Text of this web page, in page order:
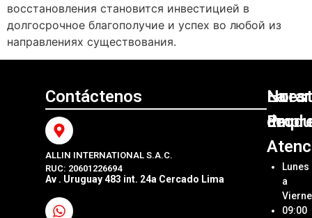
восстановления становится инвестицией в
долгосрочное благополучие и успех во любой из
направлениях существования.
Contáctenos
ALLIN INTERNATIONAL S.A.C.
RUC: 20601226694
Av . Uruguay 483 int. 24a Cercado Lima
La
Allin
SAC
de
Lunes
a
09:00